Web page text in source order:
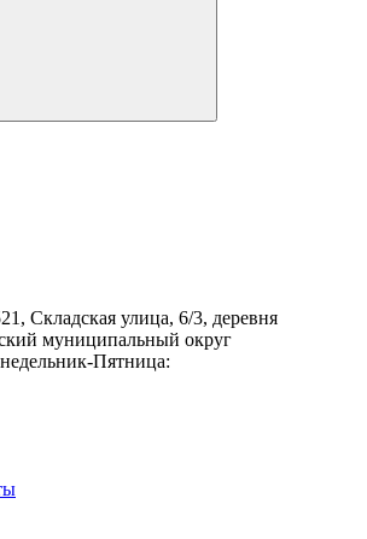
Складская улица, 6/3, деревня
муниципальный округ
Пятница: